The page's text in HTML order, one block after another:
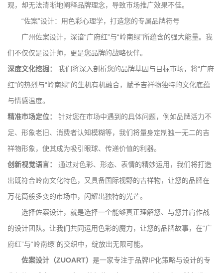
观，却无法清晰地阐释品牌理念，导致市场推广效果不佳。
“佐案”设计：用色彩心理学，打造您的专属品牌符号
广州佐案设计，深谙“广府红”与“岭南绿”所蕴含的强大能量。我
们不仅仅是设计师，更是您品牌的战略伙伴。
深度文化挖掘：
我们将深入剖析您的品牌基因与目标市场，将“广府
红”的热烈与“岭南绿”的生机有机融合，赋予吉祥物独特的文化底蕴
与情感温度。
精准市场定位：
针对您在市场中遇到的具体问题，例如品牌活力不
足、形象老旧、消费者认知模糊等，我们将量身定制独一无二的吉
祥物形象，使其成为吸引眼球、传递价值的利器。
创新视觉语言：
通过对色彩、形态、表情的精妙运用，我们将打造
出既符合岭南文化特色，又具备国际视野的吉祥物，让您的品牌在
万花筒般多变的市场中，闪耀出独特的光芒。
选择佐案设计，就是选择一个能够真正理解您、与您并肩作战
的设计团队。让我们共同运用色彩的魔力，让您的品牌故事，在“广
府红”与“岭南绿”的交织中，绽放出无限可能。
佐案设计（ZUOART） 是一家专注于品牌IP化策略与设计的专